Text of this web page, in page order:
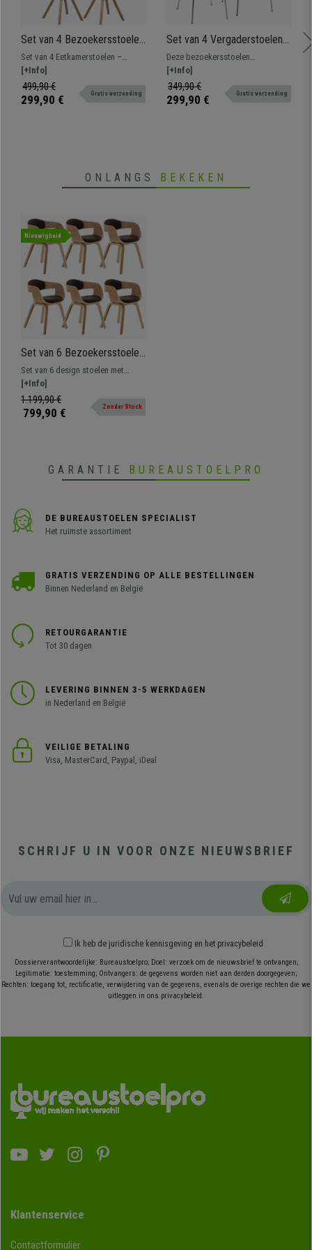
Set van 4 Bezoekersstoelen
KALI, Poten van
Beukenhout, Gestoffeerde
Zitting, Wit Leder
Set van 4 Eetkamerstoelen –
Wachtkamerstoel met een modern
en levendig design, comfortabel
gestoffeerd en met houten poten.
[+Info]
499,90 €
299,90 € Gratis verzending
Set van 4 Vergaderstoelen
HERCULES, Metalen
Structuur, Stapelbaar, Kleur
Rood
Deze bezoekersstoelen
onderscheiden zich door hun
aantrekkelijk design, hoogwaardig
materiaal, veelzijdigheid en de
[+Info]
349,90 €
299,90 € Gratis verzending
ONLANGS BEKEKEN
Nieuwigheid
Set van 6 Bezoekersstoelen
BOLONIA, Natuurlijke Houten
Frame, met Bruine Stof
Set van 6 design stoelen met
dikke, comfortabele vulling
bekleed met hoogwaardige stof.
[+Info]
1.199,90 €
799,90 € Zonder Stock
GARANTIE BUREAUSTOELPRO
DE BUREAUSTOELEN SPECIALIST
Het ruimste assortiment
GRATIS VERZENDING OP ALLE BESTELLINGEN
Binnen Nederland en België
RETOURGARANTIE
Tot 30 dagen
LEVERING BINNEN 3-5 WERKDAGEN
in Nederland en België
VEILIGE BETALING
Visa, MasterCard, Paypal, iDeal
SCHRIJF U IN VOOR ONZE NIEUWSBRIEF
Ik heb de juridische kennisgeving en het privacybeleid
Dossierverantwoordelijke: Bureaustoelpro; Doel: verzoek om de nieuwsbrief te ontvangen;
Legitimatie: toestemming; Ontvangers: de gegevens worden niet aan derden doorgegeven;
Rechten: toegang tot, rectificatie, verwijdering van de gegevens, evenals de overige rechten die we
uitleggen in ons privacybeleid.
Klantenservice
Contactformulier